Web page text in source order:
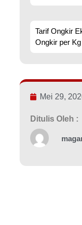
Tarif Ongkir
Ongkir per
Mei 29,
Ditulis Oleh :